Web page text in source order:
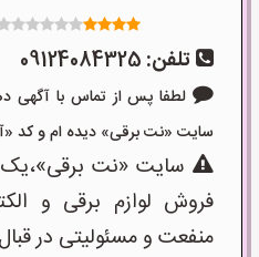
تلفن: 09124084325
لطفا پس از تماس با آگهی
سایت «نت برقی» دیده ام و کد «آگهی-180» را
سایت «نت
فروش لوازم برقی و
منفعت و مسئولیتی در